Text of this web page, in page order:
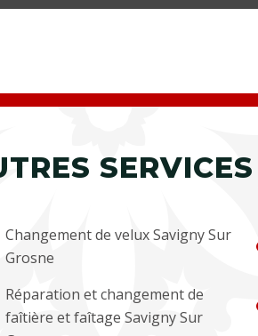
SERVICES
Changement de velux Savigny Sur
Grosne
Réparation et changement de
faîtière et faîtage Savigny Sur